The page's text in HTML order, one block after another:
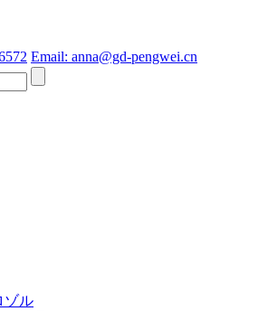
Email: anna@gd-pengwei.cn
ゾル